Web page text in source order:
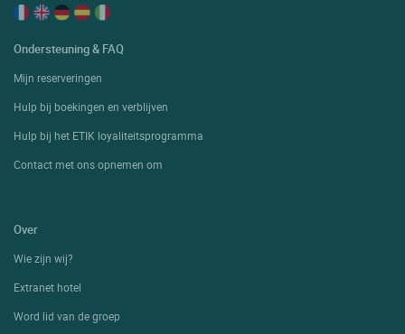
Ondersteuning & FAQ
Mijn reserveringen
Hulp bij boekingen en verblijven
Hulp bij het ETIK loyaliteitsprogramma
Contact met ons opnemen om
Over
Wie zijn wij?
Extranet hotel
Word lid van de groep